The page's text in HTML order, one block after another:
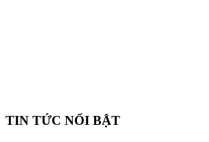
TIN TỨC NỔI BẬT